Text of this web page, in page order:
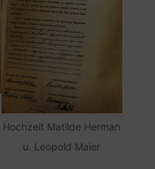
Hochzeit Matilde Herman
u. Leopold Maier